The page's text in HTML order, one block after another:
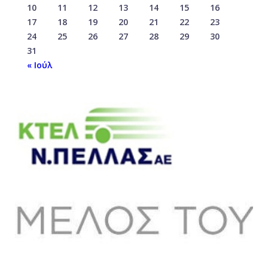
10
11 12 13 14 15
16
17
18 19 20 21 22
23
24
25 26 27 28 29
30
31
« Ιούλ